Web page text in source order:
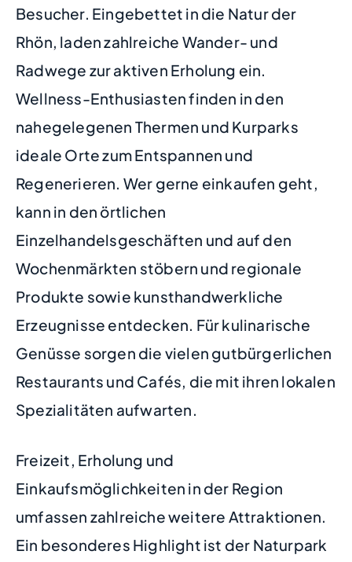
Besucher. Eingebettet in die Natur der
Rhön, laden zahlreiche Wander- und
Radwege zur aktiven Erholung ein.
Wellness-Enthusiasten finden in den
nahegelegenen Thermen und Kurparks
ideale Orte zum Entspannen und
Regenerieren. Wer gerne einkaufen geht,
kann in den örtlichen
Einzelhandelsgeschäften und auf den
Wochenmärkten stöbern und regionale
Produkte sowie kunsthandwerkliche
Erzeugnisse entdecken. Für kulinarische
Genüsse sorgen die vielen gutbürgerlichen
Restaurants und Cafés, die mit ihren lokalen
Spezialitäten aufwarten.
Freizeit, Erholung und
Einkaufsmöglichkeiten in der Region
umfassen zahlreiche weitere Attraktionen.
Ein besonderes Highlight ist der Naturpark